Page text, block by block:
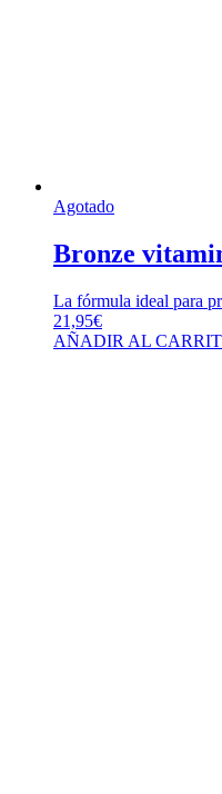
Agotado
Bronze
La fórmula ideal para
21,95€
AÑADIR AL